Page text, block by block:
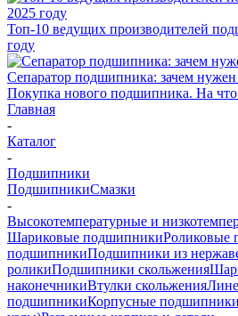
Топ-10 ведущих производителей
году
Сепаратор подшипника: зачем
Покупка нового подшипника. На
Главная
-
Каталог
-
Подшипники
ПодшипникиСмазки
-
Высокотемпературные и
Шариковые подшипникиРоликовые
подшипникиПодшипники из
роликиПодшипники скольжения
наконечникиВтулки скольжения
подшипникиКорпусные